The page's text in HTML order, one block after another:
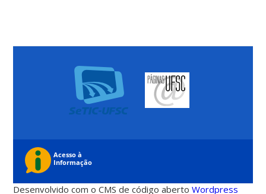
Desenvolvido com o CMS de código abertoWordpress